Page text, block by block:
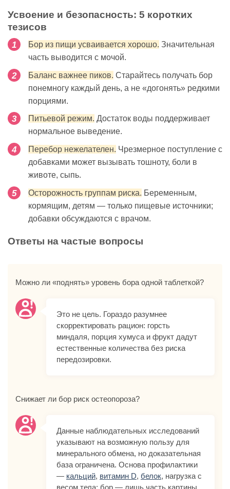
Усвоение и безопасность: 5 коротких
тезисов
Бор из пищи усваивается хорошо. Значительная
часть выводится с мочой.
Баланс важнее пиков. Старайтесь получать бор
понемногу каждый день, а не «догонять» редкими
порциями.
Питьевой режим. Достаток воды поддерживает
нормальное выведение.
Перебор нежелателен. Чрезмерное поступление с
добавками может вызывать тошноту, боли в
животе, сыпь.
Осторожность группам риска. Беременным,
кормящим, детям — только пищевые источники;
добавки обсуждаются с врачом.
Ответы на частые вопросы
Можно ли «поднять» уровень бора одной таблеткой?
Это не цель. Гораздо разумнее
скорректировать рацион: горсть
миндаля, порция хумуса и фрукт дадут
естественные количества без риска
передозировки.
Снижает ли бор риск остеопороза?
Данные наблюдательных исследований
указывают на возможную пользу для
минерального обмена, но доказательная
база ограничена. Основа профилактики
— кальций, витамин D, белок, нагрузка с